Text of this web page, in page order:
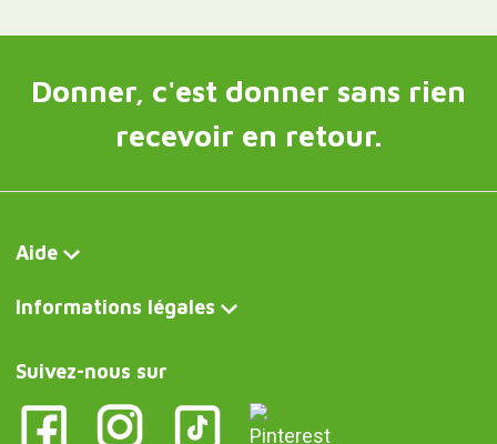
Donner, c'est donner sans rien
recevoir en retour.
Aide
Informations légales
Suivez-nous sur